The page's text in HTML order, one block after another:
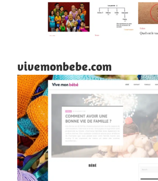
vivemonbebe.com